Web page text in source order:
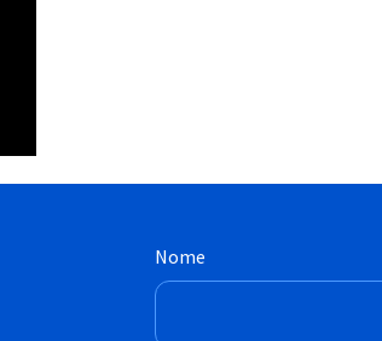
Nome